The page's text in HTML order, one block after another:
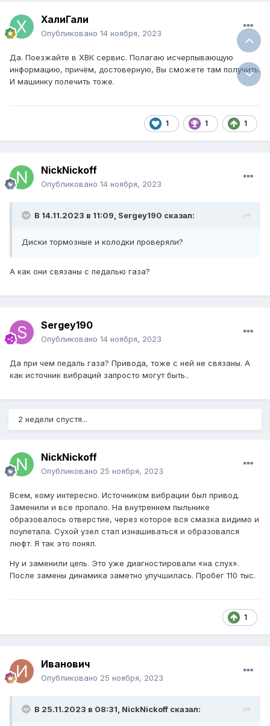
ХалиГали
Опубликовано 14 ноября, 2023
Да. Поезжайте в ХВК сервис. Полагаю исчерпывающую
информацию, причём, достоверную, Вы сможете там получить.
И машинку полечить тоже.
1 1 1
NickNickoff
Опубликовано 14 ноября, 2023
В 14.11.2023 в 11:09, Sergey190 сказал:
Диски тормозные и колодки проверяли?
А как они связаны с педалью газа?
Sergey190
Опубликовано 14 ноября, 2023
Да при чем педаль газа? Привода, тоже с ней не связаны. А
как источник вибраций запросто могут быть..
2 недели спустя...
NickNickoff
Опубликовано 25 ноября, 2023
Всем, кому интересно. Источником вибрации был привод.
Заменили и все пропало. На внутреннем пыльнике
образовалось отверстие, через которое вся смазка видимо и
поулетала. Сухой узел стал изнашиваться и образовался
люфт. Я так это понял.
Ну и заменили цепь. Это уже диагностировали «на слух».
После замены динамика заметно улучшилась. Пробег 110 тыс.
1
Иванович
Опубликовано 25 ноября, 2023
В 25.11.2023 в 08:31, NickNickoff сказал: